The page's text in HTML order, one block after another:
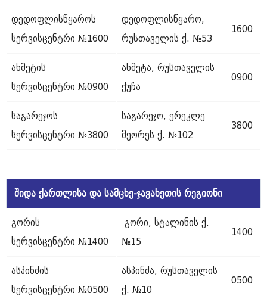
დედოფლისწყაროს
სერვისცენტრი №1600
დედოფლისწყარო,
რუსთაველის ქ. №53
1600
ახმეტის
სერვისცენტრი №0900
ახმეტა, რუსთაველის
ქუჩა
0900
საგარეჯოს
სერვისცენტრი №3800
საგარეჯო, ერეკლე
მეორეს ქ. №102
3800
შიდა ქართლისა და სამცხე-ჯავახეთის რეგიონი
გორის
სერვისცენტრი №1400
გორი, სტალინის ქ.
№15
1400
ასპინძის
სერვისცენტრი №0500
ასპინძა, რუსთაველის
ქ. №10
0500